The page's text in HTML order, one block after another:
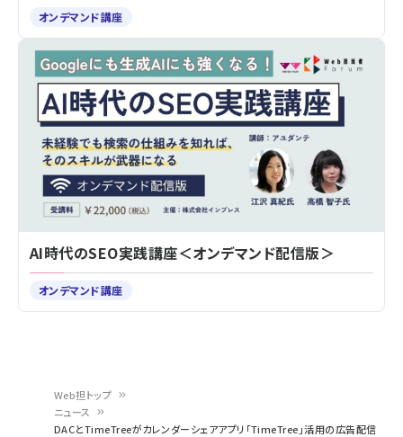
Web担トップ
ニュース
DACとTimeTreeがカレンダーシェアアプリ「TimeTree」活用の広告配信
オンデマンド講座
AI時代のSEO実践講座＜オンデマンド配信版＞
オンデマンド講座